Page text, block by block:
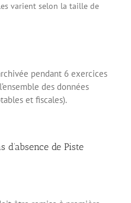
varient selon la taille de
pendant 6 exercices
des données
et fiscales).
d’absence de Piste